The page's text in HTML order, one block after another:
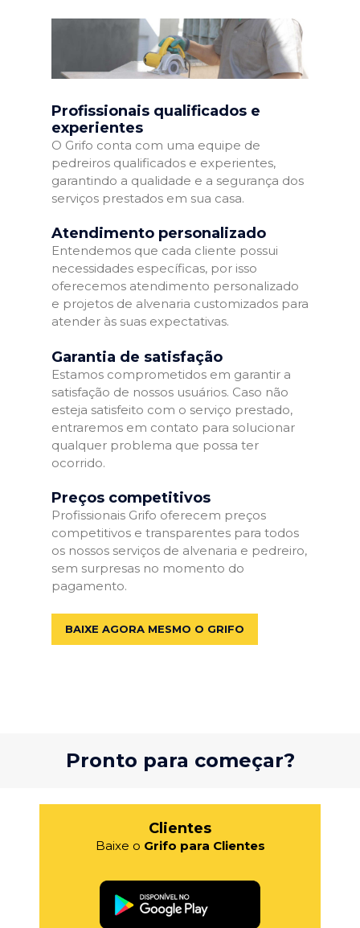
Profissionais qualificados e
experientes
O Grifo conta com uma equipe de
pedreiros qualificados e experientes,
garantindo a qualidade e a segurança dos
serviços prestados em sua casa.
Atendimento personalizado
Entendemos que cada cliente possui
necessidades específicas, por isso
oferecemos atendimento personalizado
e projetos de alvenaria customizados para
atender às suas expectativas.
Garantia de satisfação
Estamos comprometidos em garantir a
satisfação de nossos usuários. Caso não
esteja satisfeito com o serviço prestado,
entraremos em contato para solucionar
qualquer problema que possa ter
ocorrido.
Preços competitivos
Profissionais Grifo oferecem preços
competitivos e transparentes para todos
os nossos serviços de alvenaria e pedreiro,
sem surpresas no momento do
pagamento.
BAIXE AGORA MESMO O GRIFO
Pronto para começar?
Clientes
Baixe o Grifo para Clientes